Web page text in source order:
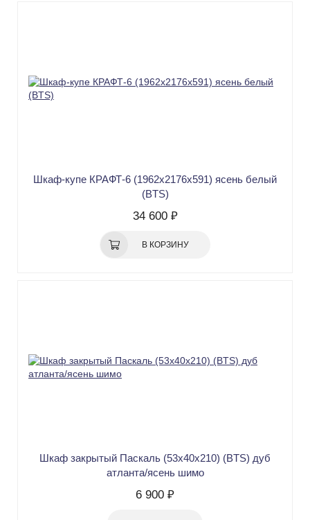
Шкаф-купе КРАФТ-6 (1962х2176х591) ясень белый
(BTS)
34 600 ₽
В КОРЗИНУ
Шкаф закрытый Паскаль (53х40х210) (BTS) дуб
атланта/ясень шимо
6 900 ₽